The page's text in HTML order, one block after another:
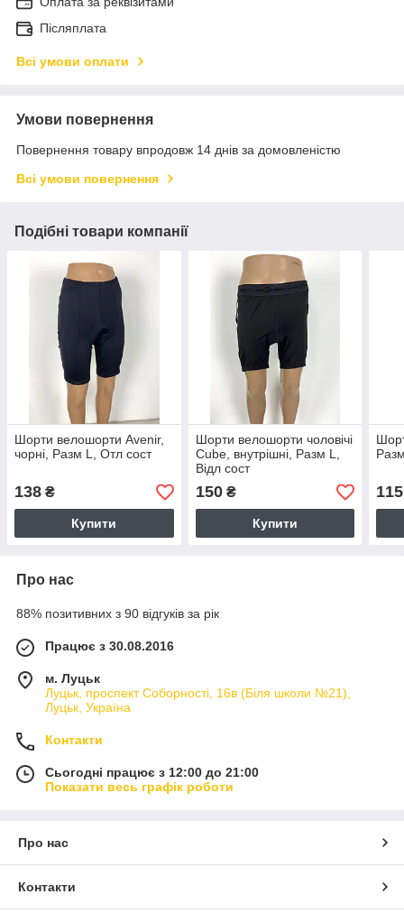
Післяплата
Всі умови оплати
Умови повернення
Повернення товару впродовж 14 днів за домовленістю
Всі умови повернення
Подібні товари компанії
Шорти велошорти Avenir,
чорні, Разм L, Отл сост
138 ₴
Купити
Шорти велошорти чоловічі
Cube, внутрішні, Разм L,
Відл сост
150₴
Купити
115
Про нас
88% позитивних з 90 відгуків за рік
Працює з 30.08.2016
м. Луцьк
Луцьк, проспект Соборності, 16в (Біля школи №21),
Луцьк, Україна
Контакти
Сьогодні працює з 12:00 до 21:00
Показати весь графік роботи
Про нас
Контакти